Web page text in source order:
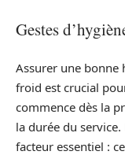
Gestes
Assurer une bonne
froid est crucial
commence dès la
la durée du
facteur essentiel :